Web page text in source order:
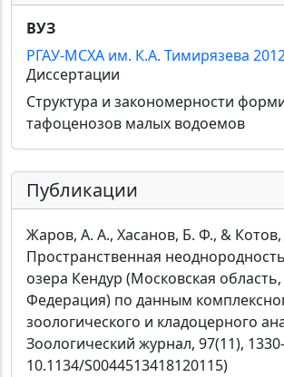
ВУЗ
РГАУ-МСХА им. К.А. Тимирязева
Диссертации
Структура и закономерности
тафоценозов малых водоемов
Публикации
Жаров, А. А., Хасанов, Б. Ф., & Котов,
Пространственная
озера Кендур (Московская
Федерация) по данным
зоологического и кладоцерного
Зоологический журнал, 97(11),
10.1134/S0044513418120115)